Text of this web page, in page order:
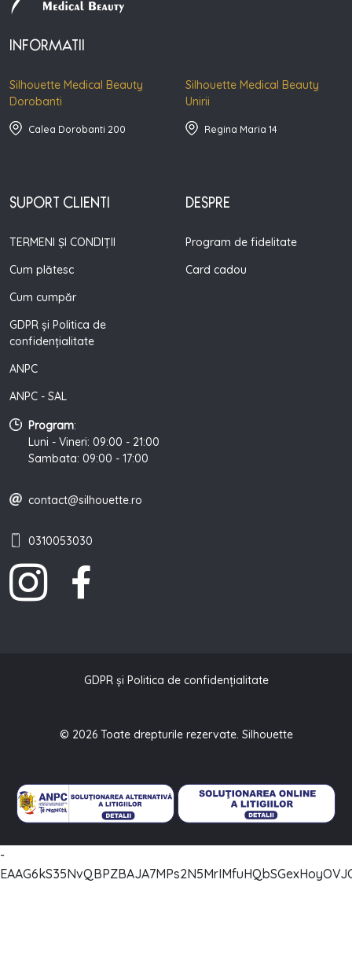
INFORMATII
Silhouette Medical Beauty
Dorobanti
Calea Dorobanti 200
SUPORT CLIENTI
TERMENI ȘI CONDIȚII
Cum plătesc
Cum cumpăr
GDPR și Politica de
confidențialitate
ANPC
ANPC - SAL
Silhouette Medical Beauty
Unirii
Regina Maria 14
DESPRE
Program de fidelitate
Card cadou
Program:
Luni - Vineri: 09:00 - 21:00
Sambata: 09:00 - 17:00
contact@silhouette.ro
0310053030
GDPR și Politica de confidențialitate
© 2026 Toate drepturile rezervate. Silhouette
-